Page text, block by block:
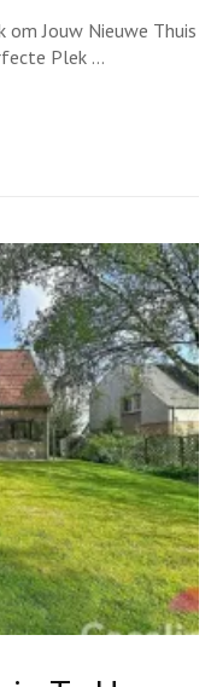
Jouw
Ideale
Thuis
met
Jouw Nieuwe Thuis
Plek …